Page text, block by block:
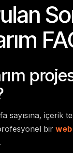
sayısına, içerik
bir web